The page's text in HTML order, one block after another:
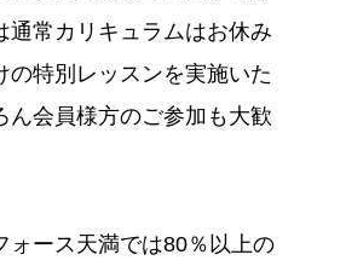
通常カリキュラムはお休み
の特別レッスンを実施いた
ん会員様方のご参加も大歓
ォース天満では80％以上の